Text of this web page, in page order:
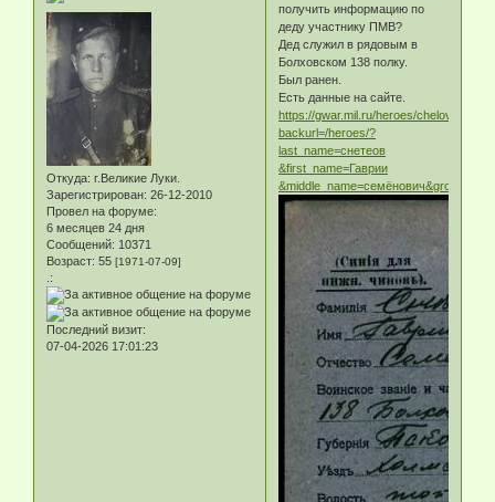
Откуда: г.Великие Луки.
Зарегистрирован: 26-12-2010
Провел на форуме:
6 месяцев 24 дня
Сообщений: 10371
Возраст: 55 [1971-07-09]
.:
Последний визит:
07-04-2026 17:01:23
получить информацию по
деду участнику ПМВ?
Дед служил в рядовым в
Болховском 138 полку.
Был ранен.
Есть данные на сайте.
https://gwar.mil.ru/heroes/
backurl=/heroes/?
last_name=снетеов
&first_name=Гаврии